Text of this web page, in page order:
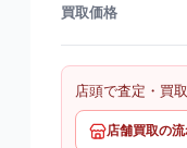
買取価格
店頭で査定・買
店舗買取の